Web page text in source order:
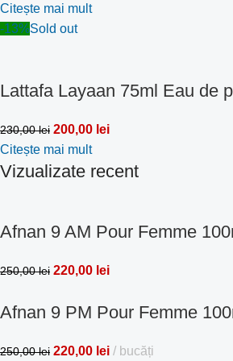
Citește mai mult
-13%Sold out
Lattafa Layaan 75ml Eau de
230,00lei 200,00 lei
Citește mai mult
Vizualizate recent
Afnan 9 AM Pour Femme
250,00lei 220,00 lei
Afnan 9 PM Pour Femme
250,00lei 220,00 lei bucăți